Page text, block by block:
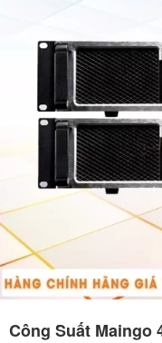
Công Suất Maingo